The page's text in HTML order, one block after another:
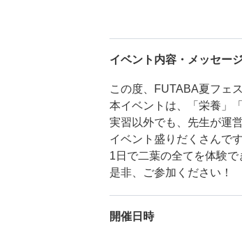
イベント内容・メッセー
この度、FUTABA夏フェ
本イベントは、「栄養」
実習以外でも、先生が運
イベント盛りだくさんです
1日で二葉の全てを体験で
是非、ご参加ください！
開催日時